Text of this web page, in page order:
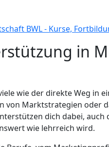
BWL - Kurse,
in
wie der direkte Weg in
von Marktstrategien
dich dabei,
wie lehrreich wird.